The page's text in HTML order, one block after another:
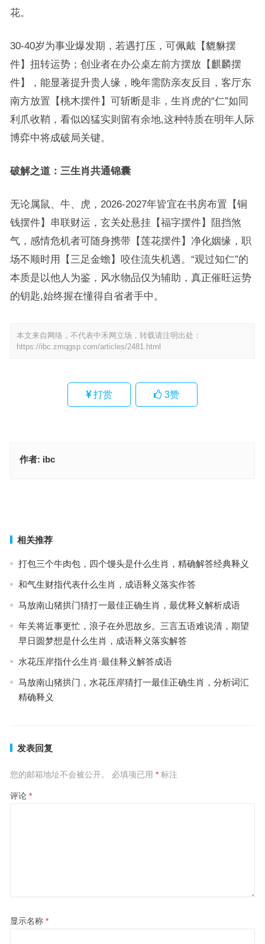
花。
30-40岁为事业爆发期，若遇打压，可佩戴【貔貅摆
件】扭转运势；创业者在办公桌左前方摆放【麒麟摆
件】，能显著提升贵人缘，晚年需防亲友反目，客厅东
南方放置【桃木摆件】可斩断是非，生肖虎的“仁”如同
利爪收鞘，看似凶猛实则留有余地,这种特质在明年人际
博弈中将成破局关键。
破解之道：三生肖共通锦囊
无论属鼠、牛、虎，2026-2027年皆宜在书房布置【铜
钱摆件】串联财运，玄关处悬挂【福字摆件】阻挡煞
气，感情危机者可随身携带【莲花摆件】净化姻缘，职
场不顺时用【三足金蟾】咬住流失机遇。“观过知仁”的
本质是以他人为鉴，风水物品仅为辅助，真正催旺运势
的钥匙,始终握在懂得自省者手中。
本文来自网络，不代表中禾网立场，转载请注明出处：
https://ibc.zmqgsp.com/articles/2481.html
打赏 3赞
作者: ibc
相关推荐
打包三个牛肉包，四个馒头是什么生肖，精确解答经典释义
和气生财指代表什么生肖，成语释义落实作答
马放南山猪拱门猜打一最佳正确生肖，最优释义解析成语
年关将近事更忙，浪子在外思故乡。三言五语难说清，期望
早日圆梦想是什么生肖，成语释义落实解答
水花压岸指什么生肖·最佳释义解答成语
马放南山猪拱门，水花压岸猜打一最佳正确生肖，分析词汇
精确释义
发表回复
您的邮箱地址不会被公开。 必填项已用 *标注
评论 *
显示名称 *